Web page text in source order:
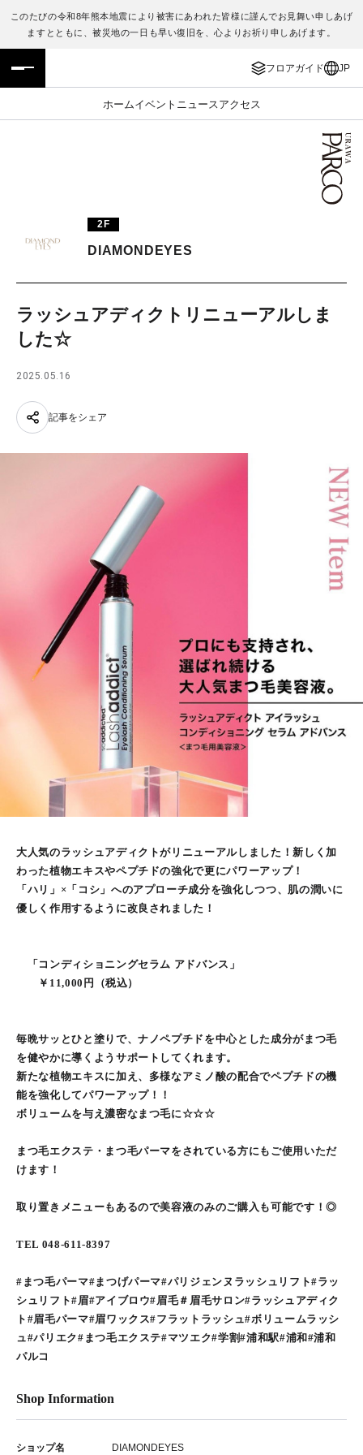
このたびの令和8年熊本地震により被害にあわれた皆様に謹んでお見舞い申しあげ
ますとともに、被災地の一日も早い復旧を、心よりお祈り申しあげます。
フロアガイド JP
ホームイベント ニュース アクセス
フロアガイド
施設案内・アクセス
TAX FREE
JP
ENGLISH
繁体字
日本語
2F
DIAMONDEYES
ラッシュアディクトリニューアルしま
した☆
2025.05.16
記事をシェア
大人気のラッシュアディクトがリニューアルしました！新しく加
わった植物エキスやペプチドの強化で更にパワーアップ！
「ハリ」×「コシ」へのアプローチ成分を強化しつつ、肌の潤いに
優しく作用するように改良されました！
「コンディショニングセラム アドバンス」
￥11,000円（税込）
毎晩サッとひと塗りで、ナノペプチドを中心とした成分がまつ毛
を健やかに導くようサポートしてくれます。
新たな植物エキスに加え、多様なアミノ酸の配合でペプチドの機
能を強化してパワーアップ！！
ボリュームを与え濃密なまつ毛に☆☆☆
まつ毛エクステ・まつ毛パーマをされている方にもご使用いただ
けます！
取り置きメニューもあるので美容液のみのご購入も可能です！◎
TEL 048-611-8397
#まつ毛パーマ#まつげパーマ#パリジェンヌラッシュリフト#ラッ
シュリフト#眉#アイブロウ#眉毛＃眉毛サロン#ラッシュアディク
ト#眉毛パーマ#眉ワックス#フラットラッシュ#ボリュームラッシ
ュ#パリエク#まつ毛エクステ#マツエク#学割#浦和駅#浦和#浦和
パルコ
Shop Information
ショップ名 DIAMONDEYES